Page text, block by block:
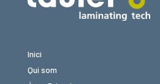
Inici
Qui som